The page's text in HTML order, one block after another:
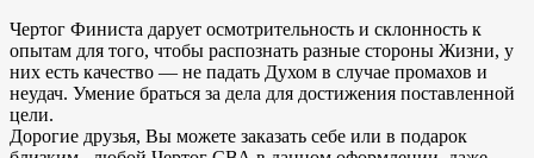
Чертог Финиста дарует осмотрительность и склонность к
опытам для того, чтобы распознать разные стороны Жизни, у
них есть качество — не падать Духом в случае промахов и
неудач. Умение браться за дела для достижения поставленной
цели.
Дорогие друзья, Вы можете заказать себе или в подарок